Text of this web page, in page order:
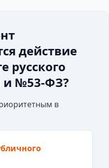
действие
русского
№53-ФЗ?
в